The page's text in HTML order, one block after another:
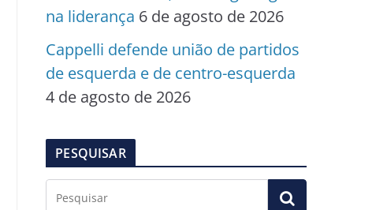
na liderança 6 de agosto de 2026
Cappelli defende união de partidos
de esquerda e de centro-esquerda
4 de agosto de 2026
PESQUISAR